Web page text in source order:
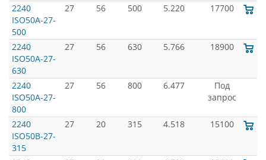
2240
ISO50A-27-
500
27 56 500 5.220 17700
2240
ISO50A-27-
630
27 56 630 5.766 18900
2240
ISO50A-27-
800
27 56 800 6.477
Под
запрос
2240
ISO50B-27-
315
27 20 315 4.518 15100